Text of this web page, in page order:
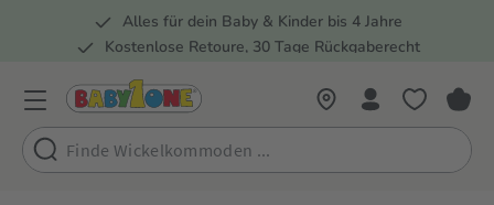
Zur Hauptnavigation springen
Alles für dein Baby & Kinder bis 4 Jahre
Kostenlose Retoure, 30 Tage Rückgaberecht